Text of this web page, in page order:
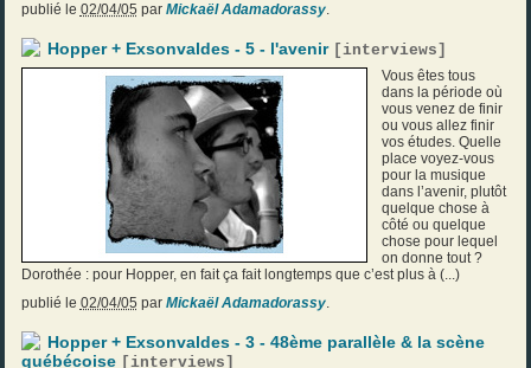
publié le 02/04/05 par Mickaël Adamadorassy.
Hopper + Exsonvaldes - 5 - l'avenir [interviews ]
Vous êtes tous
dans la période où
vous venez de finir
ou vous allez finir
vos études. Quelle
place voyez-vous
pour la musique
dans l’avenir, plutôt
quelque chose à
côté ou quelque
chose pour lequel
on donne tout ?
Dorothée : pour Hopper, en fait ça fait longtemps que c’est plus à (...)
publié le 02/04/05 par Mickaël Adamadorassy.
Hopper + Exsonvaldes - 3 - 48ème parallèle & la scène
québécoise [interviews ]